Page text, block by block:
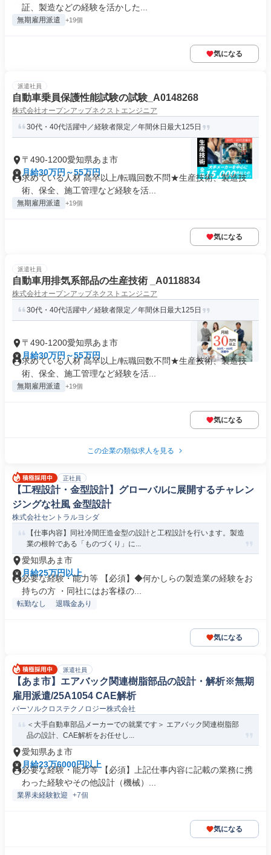
証、製造などの経験を活かした...
無期雇用派遣 +19個
気になる
派遣社員
自動車乗員保護性能試験の試験_A0148268
株式会社オープンアップネクストエンジニア
30代・40代活躍中／経験者限定／年間休日最大125日
〒490-1200愛知県あま市
月給30万円～55万円
求めている人材 高卒以上/転職回数不問★生産技術、製造技
術、保全、施工管理など経験を活...
無期雇用派遣 +19個
気になる
派遣社員
自動車用排気系部品の生産技術 _A0118834
株式会社オープンアップネクストエンジニア
30代・40代活躍中／経験者限定／年間休日最大125日
〒490-1200愛知県あま市
月給30万円～55万円
求めている人材 高卒以上/転職回数不問★生産技術、製造技
術、保全、施工管理など経験を活...
無期雇用派遣 +19個
気になる
この企業の類似求人を見る
正社員
【工程設計・金型設計】グローバルに展開するチャレン
ジングな社風 金型設計
株式会社セントラルヨシダ
【仕事内容】同社冷間圧造金型の設計と工程設計を行います。製造
業の根幹である「ものづくり」に...
愛知県あま市
月給25万円以上
必要な経験・能力等 【必須】◆何かしらの製造業の経験をお
持ちの方 ・同社にはお客様の...
転勤なし 退職金あり
気になる
派遣社員
【あま市】エアバック関連樹脂部品の設計・解析※無期
雇用派遣/25A1054 CAE解析
パーソルクロステクノロジー株式会社
＜大手自動車部品メーカーでの就業です＞ エアバック関連樹脂部
品の設計、CAE解析をお任せし...
愛知県あま市
月給23万6000円以上
必要な経験・能力等 【必須】上記仕事内容に記載の業務に携
わった経験やその他設計（機械）...
業界未経験歓迎 +7個
気になる